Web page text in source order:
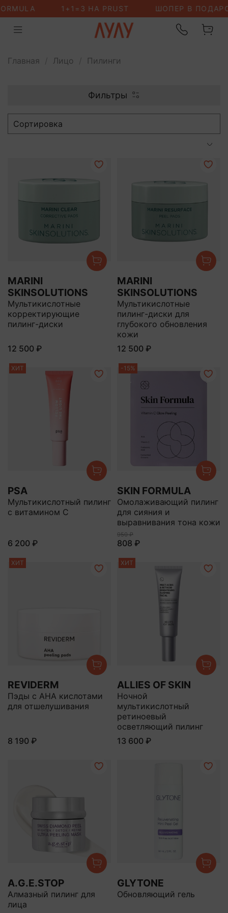
Главная Лицо Пилинги
Фильтры
MARINI
SKINSOLUTIONS
Мультикислотные
корректирующие
пилинг-диски
12 500 ₽
MARINI
SKINSOLUTIONS
Мультикислотные
пилинг-диски для
глубокого обновления
кожи
12 500 ₽
ХИТ
PSA
Мультикислотный пилинг
с витамином С
6 200 ₽
-15%
SKIN FORMULA
Омолаживающий пилинг
для сияния и
выравнивания тона кожи
950 ₽
808 ₽
ХИТ
REVIDERM
Пэды с АНА кислотами
для отшелушивания
8 190 ₽
ХИТ
ALLIES OF SKIN
Ночной
мультикислотный
ретиноевый
осветляющий пилинг
13 600 ₽
A.G.E.STOP
Алмазный пилинг для
лица
GLYTONE
Обновляющий гель